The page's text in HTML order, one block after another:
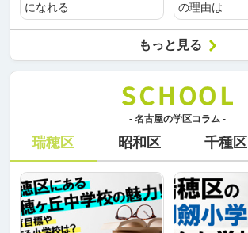
になれる
の理由は
もっと見る
- 名古屋の学区コラム -
瑞穂区 昭和区 千種区